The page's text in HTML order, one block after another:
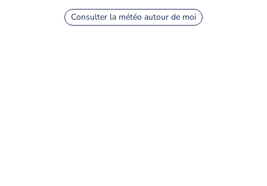
Consulter la météo autour de moi